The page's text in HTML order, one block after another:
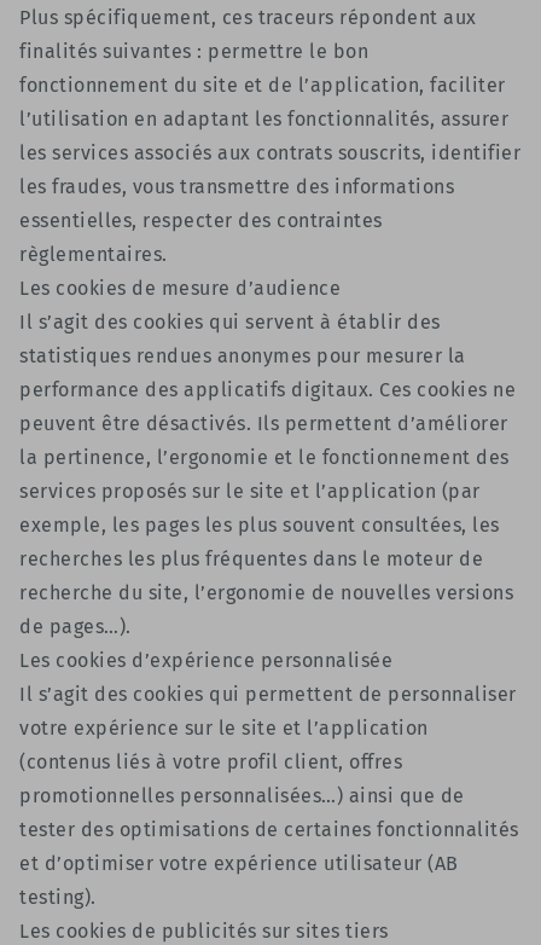
Plus spécifiquement, ces traceurs répondent aux
finalités suivantes : permettre le bon
fonctionnement du site et de l’application, faciliter
l’utilisation en adaptant les fonctionnalités, assurer
les services associés aux contrats souscrits, identifier
les fraudes, vous transmettre des informations
essentielles, respecter des contraintes
règlementaires.
Les cookies de mesure d’audience
Il s’agit des cookies qui servent à établir des
statistiques rendues anonymes pour mesurer la
performance des applicatifs digitaux. Ces cookies ne
peuvent être désactivés. Ils permettent d’améliorer
la pertinence, l’ergonomie et le fonctionnement des
services proposés sur le site et l’application (par
exemple, les pages les plus souvent consultées, les
recherches les plus fréquentes dans le moteur de
recherche du site, l’ergonomie de nouvelles versions
de pages…).
Les cookies d’expérience personnalisée
Il s’agit des cookies qui permettent de personnaliser
votre expérience sur le site et l’application
(contenus liés à votre profil client, offres
promotionnelles personnalisées…) ainsi que de
tester des optimisations de certaines fonctionnalités
et d’optimiser votre expérience utilisateur (AB
testing).
Les cookies de publicités sur sites tiers